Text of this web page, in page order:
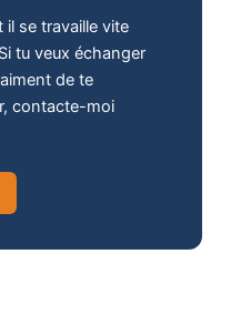
il se travaille vite
tu veux échanger
de te
contacte-moi